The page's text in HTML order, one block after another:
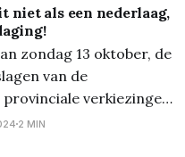
Marc 1.351
Ooms Luc
niet als een nederlaag,
zondag 13 oktober, de
van de
verkiezingen.
basisgroepen in
2 MIN